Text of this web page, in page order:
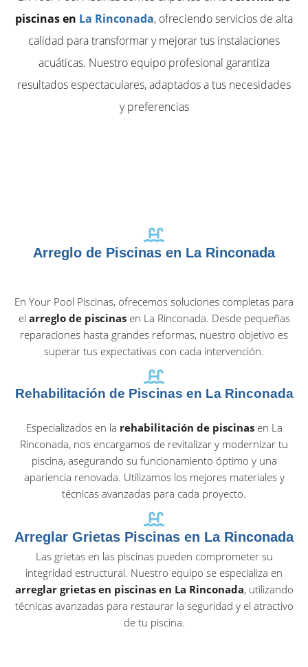
piscinas en La Rinconada, ofreciendo servicios de alta
calidad para transformar y mejorar tus instalaciones
acuáticas. Nuestro equipo profesional garantiza
resultados espectaculares, adaptados a tus necesidades
y preferencias
Arreglo de Piscinas en La Rinconada
En Your Pool Piscinas, ofrecemos soluciones completas para
el arreglo de piscinasen La Rinconada. Desde pequeñas
reparaciones hasta grandes reformas, nuestro objetivo es
superar tus expectativas con cada intervención.
Rehabilitación de Piscinas en La Rinconada
Especializados en la rehabilitación de piscinasen La
Rinconada, nos encargamos de revitalizar y modernizar tu
piscina, asegurando su funcionamiento óptimo y una
apariencia renovada. Utilizamos los mejores materiales y
técnicas avanzadas para cada proyecto.
Arreglar Grietas Piscinas en La Rinconada
Las grietas en las piscinas pueden comprometer su
integridad estructural. Nuestro equipo se especializa en
arreglar grietas en piscinas en La Rinconada, utilizando
técnicas avanzadas para restaurar la seguridad y el atractivo
de tu piscina.